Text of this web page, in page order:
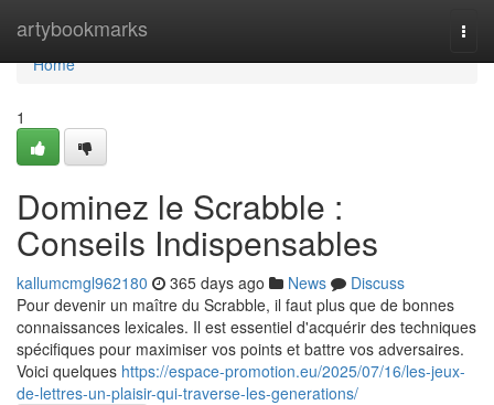
artybookmarks
Home
Home
1
Dominez le Scrabble :
Conseils Indispensables
kallumcmgl962180 365 days ago News
Discuss
Pour devenir un maître du Scrabble, il faut plus que de bonnes
connaissances lexicales. Il est essentiel d'acquérir des techniques
spécifiques pour maximiser vos points et battre vos adversaires.
Voici quelques https://espace-promotion.eu/2025/07/16/les-jeux-
de-lettres-un-plaisir-qui-traverse-les-generations/